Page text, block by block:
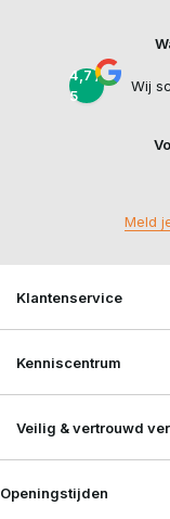
4,7 /
5
Wij
Meld
Klantenservice
Kenniscentrum
Veilig & vertrouwd
Openingstijden